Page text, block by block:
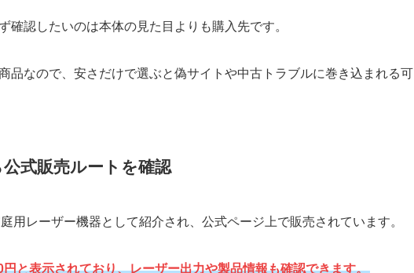
確認したいのは本体の見た目よりも購入先です。
品なので、安さだけで選ぶと偽サイトや中古トラブルに巻き込まれる可
式販売ルートを確認
用レーザー機器として紹介され、公式ページ上で販売されています。
と表示されており、レーザー出力や製品情報も確認できます。